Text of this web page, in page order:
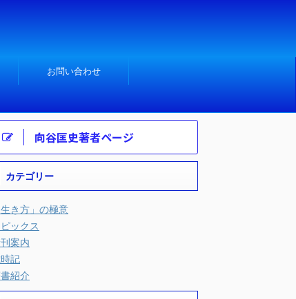
お問い合わせ
向谷匡史著者ページ
カテゴリー
生き方」の極意
ピックス
案内
記
紹介